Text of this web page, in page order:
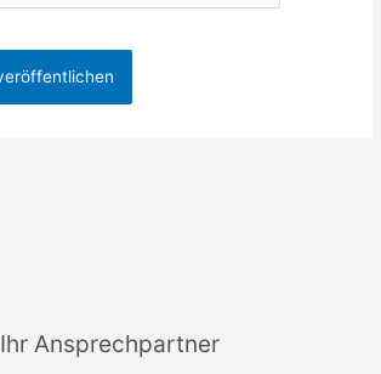
Ihr Ansprechpartner